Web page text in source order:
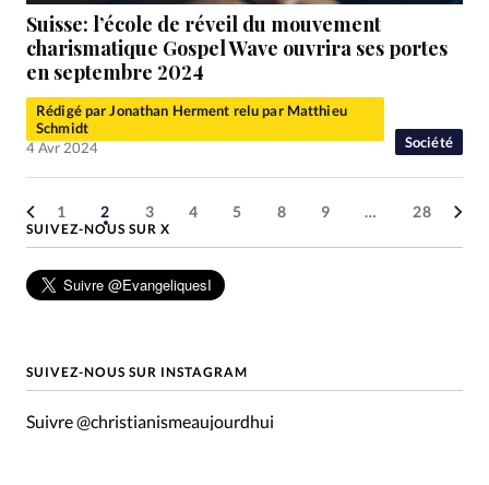
Société
Suisse: l’école de réveil du mouvement
charismatique Gospel Wave ouvrira ses portes
en septembre 2024
Rédigé par Jonathan Herment relu par Matthieu
Schmidt
4 Avr 2024
1 2 3 4 5 8 9 … 28
SUIVEZ-NOUS SUR X
SUIVEZ-NOUS SUR INSTAGRAM
Suivre @christianismeaujourdhui